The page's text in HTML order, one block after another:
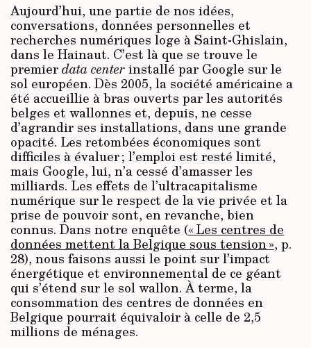
Aujourd’hui, une partie de nos idées,
conversations, données personnelles et
recherches numériques loge à Saint-Ghislain,
dans le Hainaut. C’est là que se trouve le
premierdata centerinstallé par Google sur le
sol européen. Dès 2005, la société américaine a
été accueillie à bras ouverts par les autorités
belges et wallonnes et, depuis, ne cesse
d’agrandir ses installations, dans une grande
opacité. Les retombées économiques sont
difficiles à évaluer ; l’emploi est resté limité,
mais Google, lui, n’a cessé d’amasser les
milliards. Les effets de l’ultracapitalisme
numérique sur le respect de la vie privée et la
prise de pouvoir sont, en revanche, bien
connus. Dans notre enquête (« Les centres de
données mettent la Belgique sous tension », p.
28), nous faisons aussi le point sur l’impact
énergétique et environnemental de ce géant
qui s’étend sur le sol wallon. À terme, la
consommation des centres de données en
Belgique pourrait équivaloir à celle de 2,5
millions de ménages.